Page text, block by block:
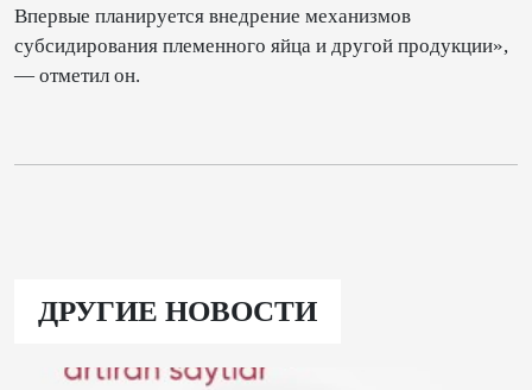
Впервые планируется внедрение механизмов
субсидирования племенного яйца и другой продукции»,
— отметил он.
ДРУГИЕ НОВОСТИ